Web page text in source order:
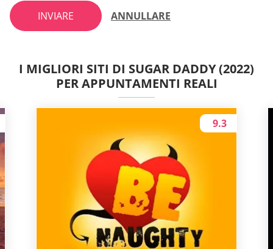
INVIARE ANNULLARE
I MIGLIORI SITI DI SUGAR DADDY (2022)
PER APPUNTAMENTI REALI
9.3